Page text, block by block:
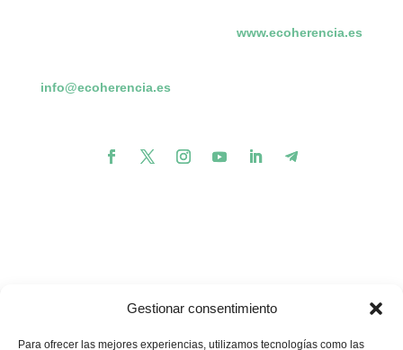
Gestionar consentimiento
Para ofrecer las mejores experiencias, utilizamos tecnologías como las
www.ecoherencia.es
info@ecoherencia.es